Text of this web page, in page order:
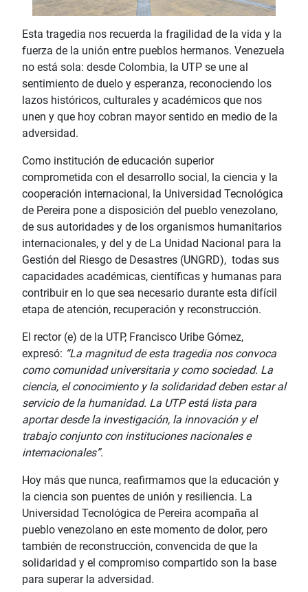
Esta tragedia nos recuerda la fragilidad de la vida y la
fuerza de la unión entre pueblos hermanos. Venezuela
no está sola: desde Colombia, la UTP se une al
sentimiento de duelo y esperanza, reconociendo los
lazos históricos, culturales y académicos que nos
unen y que hoy cobran mayor sentido en medio de la
adversidad.
Como institución de educación superior
comprometida con el desarrollo social, la ciencia y la
cooperación internacional, la Universidad Tecnológica
de Pereira pone a disposición del pueblo venezolano,
de sus autoridades y de los organismos humanitarios
internacionales, y del y de La Unidad Nacional para la
Gestión del Riesgo de Desastres (UNGRD), todas sus
capacidades académicas, científicas y humanas para
contribuir en lo que sea necesario durante esta difícil
etapa de atención, recuperación y reconstrucción.
El rector (e) de la UTP, Francisco Uribe Gómez,
expresó: “La magnitud de esta tragedia nos convoca
como comunidad universitaria y como sociedad. La
ciencia, el conocimiento y la solidaridad deben estar al
servicio de la humanidad. La UTP está lista para
aportar desde la investigación, la innovación y el
trabajo conjunto con instituciones nacionales e
internacionales”.
Hoy más que nunca, reafirmamos que la educación y
la ciencia son puentes de unión y resiliencia. La
Universidad Tecnológica de Pereira acompaña al
pueblo venezolano en este momento de dolor, pero
también de reconstrucción, convencida de que la
solidaridad y el compromiso compartido son la base
para superar la adversidad.